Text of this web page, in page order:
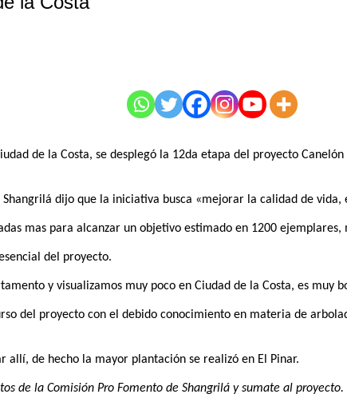
de la Costa, se desplegó la 12da etapa del proyecto
dijo que la iniciativa busca «mejorar la calidad de
mas para alcanzar un objetivo estimado en 1200 ejemplares,
del proyecto.
y visualizamos muy poco en Ciudad de la Costa, es muy
del proyecto con el debido conocimiento en materia de
allí, de hecho la mayor plantación se realizó en El Pinar.
de la Comisión Pro Fomento de Shangrilá y sumate al proyecto.